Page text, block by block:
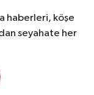
haberleri, köşe
seyahate her